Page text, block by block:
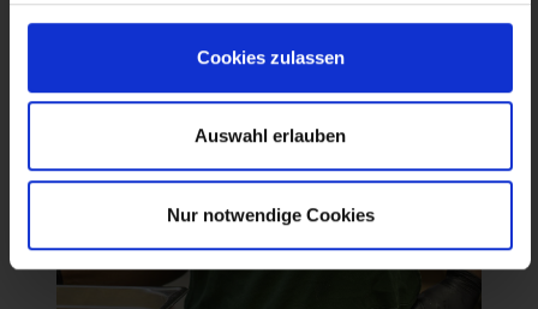
Cookies zulassen
Auswahl erlauben
Nur notwendige Cookies